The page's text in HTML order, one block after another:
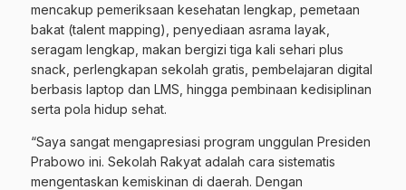
mencakup pemeriksaan kesehatan lengkap, pemetaan
bakat (talent mapping), penyediaan asrama layak,
seragam lengkap, makan bergizi tiga kali sehari plus
snack, perlengkapan sekolah gratis, pembelajaran digital
berbasis laptop dan LMS, hingga pembinaan kedisiplinan
serta pola hidup sehat.
“Saya sangat mengapresiasi program unggulan Presiden
Prabowo ini. Sekolah Rakyat adalah cara sistematis
mengentaskan kemiskinan di daerah. Dengan